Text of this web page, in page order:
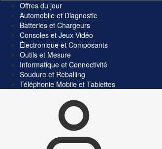
Offres du jour
Automobile et Diagnostic
Batteries et Chargeurs
Consoles et Jeux Vidéo
Électronique et Composants
Outils et Mesure
Informatique et Connectivité
Soudure et Reballing
Téléphonie Mobile et Tablettes